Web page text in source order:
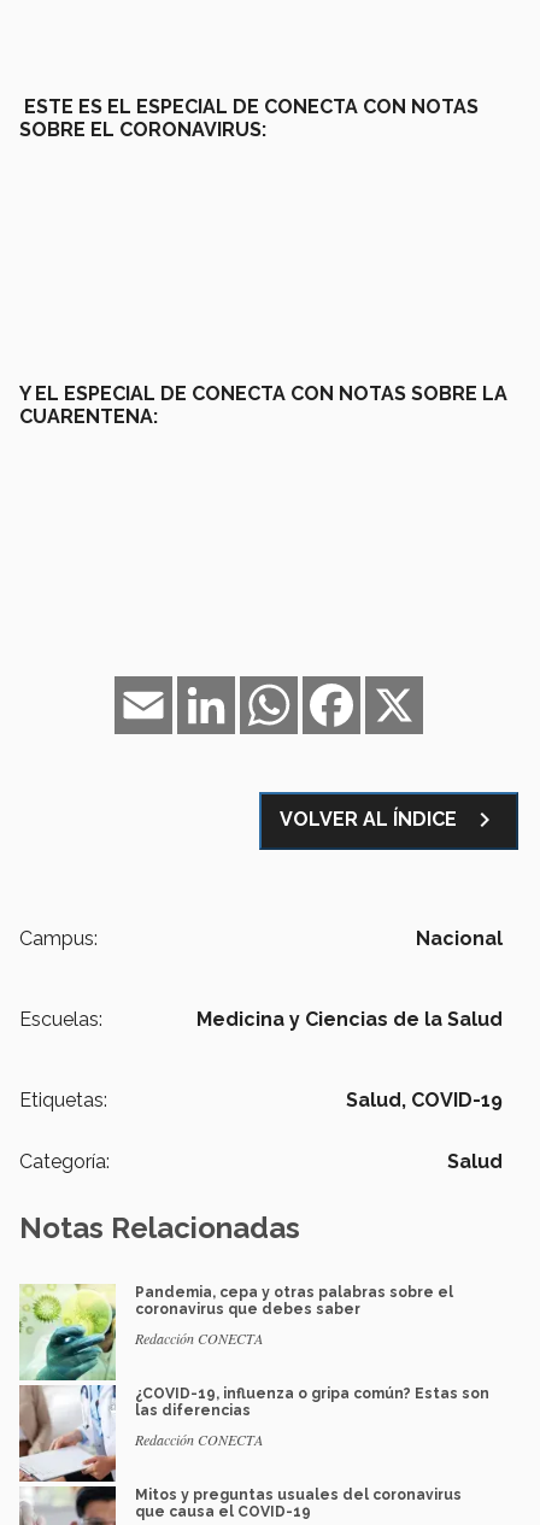
ESTE ES EL ESPECIAL DE CONECTA CON NOTAS
SOBRE EL CORONAVIRUS:
Y EL ESPECIAL DE CONECTA CON NOTAS SOBRE LA
CUARENTENA:
Facebook
WhatsApp
LinkedIn
Email
VOLVER AL ÍNDICE navigate_next
Campus: Nacional
Escuelas: Medicina y Ciencias de la Salud
Etiquetas: Salud, COVID-19
Categoría: Salud
Notas Relacionadas
Pandemia, cepa y otras palabras sobre el
coronavirus que debes saber
Redacción CONECTA
¿COVID-19, influenza o gripa común? Estas son
las diferencias
Redacción CONECTA
Mitos y preguntas usuales del coronavirus
que causa el COVID-19